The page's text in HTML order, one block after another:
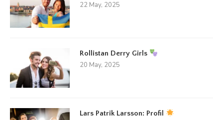
22 May, 2025
Rollistan Derry Girls
20 May, 2025
Lars Patrik Larsson: Profil